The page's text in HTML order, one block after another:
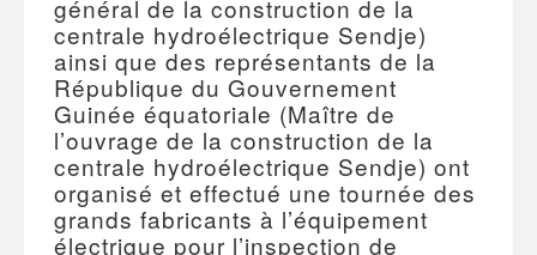
général de la construction de la
centrale hydroélectrique Sendje)
ainsi que des représentants de la
République du Gouvernement
Guinée équatoriale (Maître de
l’ouvrage de la construction de la
centrale hydroélectrique Sendje) ont
organisé et effectué une tournée des
grands fabricants à l’équipement
électrique pour l’inspection de